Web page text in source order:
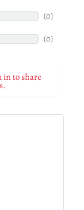
(0)
(0)
in to share